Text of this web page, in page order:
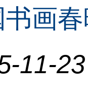
画
11-